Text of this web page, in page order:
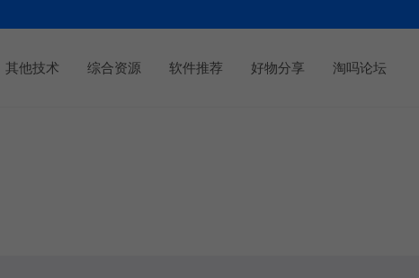
其他技术 综合资源 软件推荐 好物分享 淘吗论坛